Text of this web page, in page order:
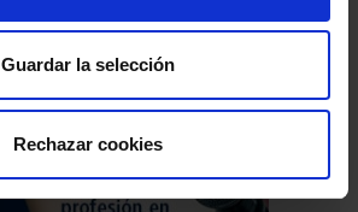
Guardar la selección
Rechazar cookies
Publicidad